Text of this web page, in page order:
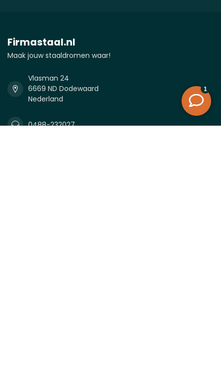
Firmastaal.nl
Maak jouw staaldromen waar!
Vlasman 24
6669 ND Dodewaard
Nederland
0488-232027